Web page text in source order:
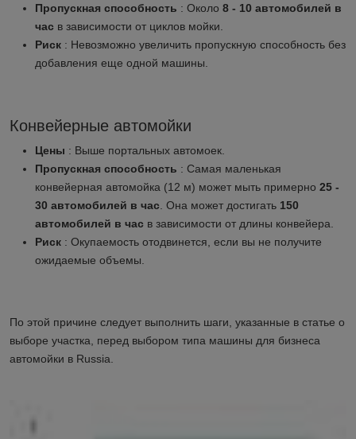
Пропускная способность : Около 8 - 10 автомобилей в
час в зависимости от циклов мойки.
Риск : Невозможно увеличить пропускную способность без
добавления еще одной машины.
Конвейерные автомойки
Цены : Выше портальных автомоек.
Пропускная способность : Самая маленькая
конвейерная автомойка (12 м) может мыть примерно 25 -
30 автомобилей в час . Она может достигать 150
автомобилей в час в зависимости от длины конвейера.
Риск : Окупаемость отодвинется, если вы не получите
ожидаемые объемы.
По этой причине следует выполнить шаги, указанные в статье о
выборе участка, перед выбором типа машины для бизнеса
автомойки в Russia